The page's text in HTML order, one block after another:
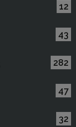
12
43
282
47
32